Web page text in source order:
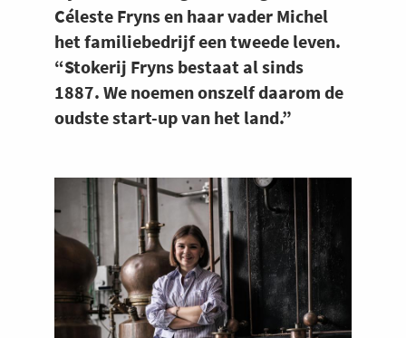
Céleste Fryns en haar vader Michel
het familiebedrijf een tweede leven.
“Stokerij Fryns bestaat al sinds
1887. We noemen onszelf daarom de
oudste start-up van het land.”